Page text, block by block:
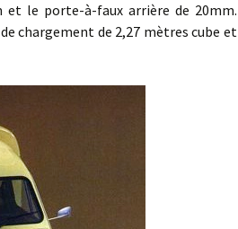
et le porte-à-faux arrière de 20mm.
chargement de 2,27 mètres cube et